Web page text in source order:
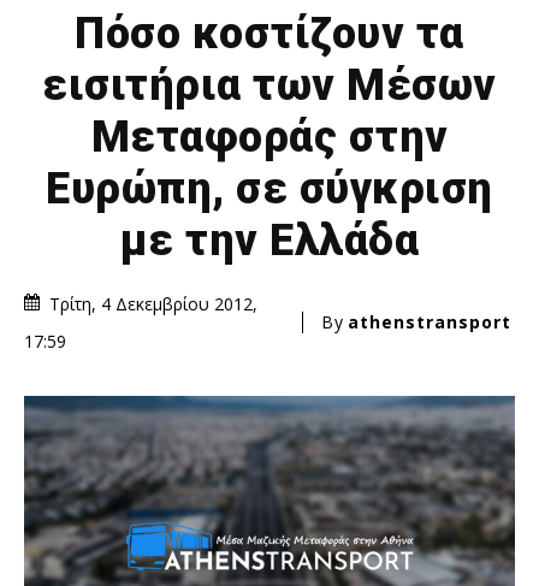
Πόσο κοστίζουν τα
εισιτήρια των Μέσων
Μεταφοράς στην
Ευρώπη, σε σύγκριση
με την Ελλάδα
Τρίτη, 4 Δεκεμβρίου 2012,
17:59
By athenstransport